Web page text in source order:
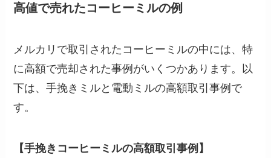
高値で売れたコーヒーミルの例
メルカリで取引されたコーヒーミルの中には、特
に高額で売却された事例がいくつかあります。以
下は、手挽きミルと電動ミルの高額取引事例で
す。
【手挽きコーヒーミルの高額取引事例】